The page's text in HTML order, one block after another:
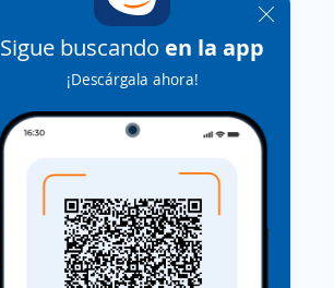
Sigue buscando en la app
¡Descárgala ahora!